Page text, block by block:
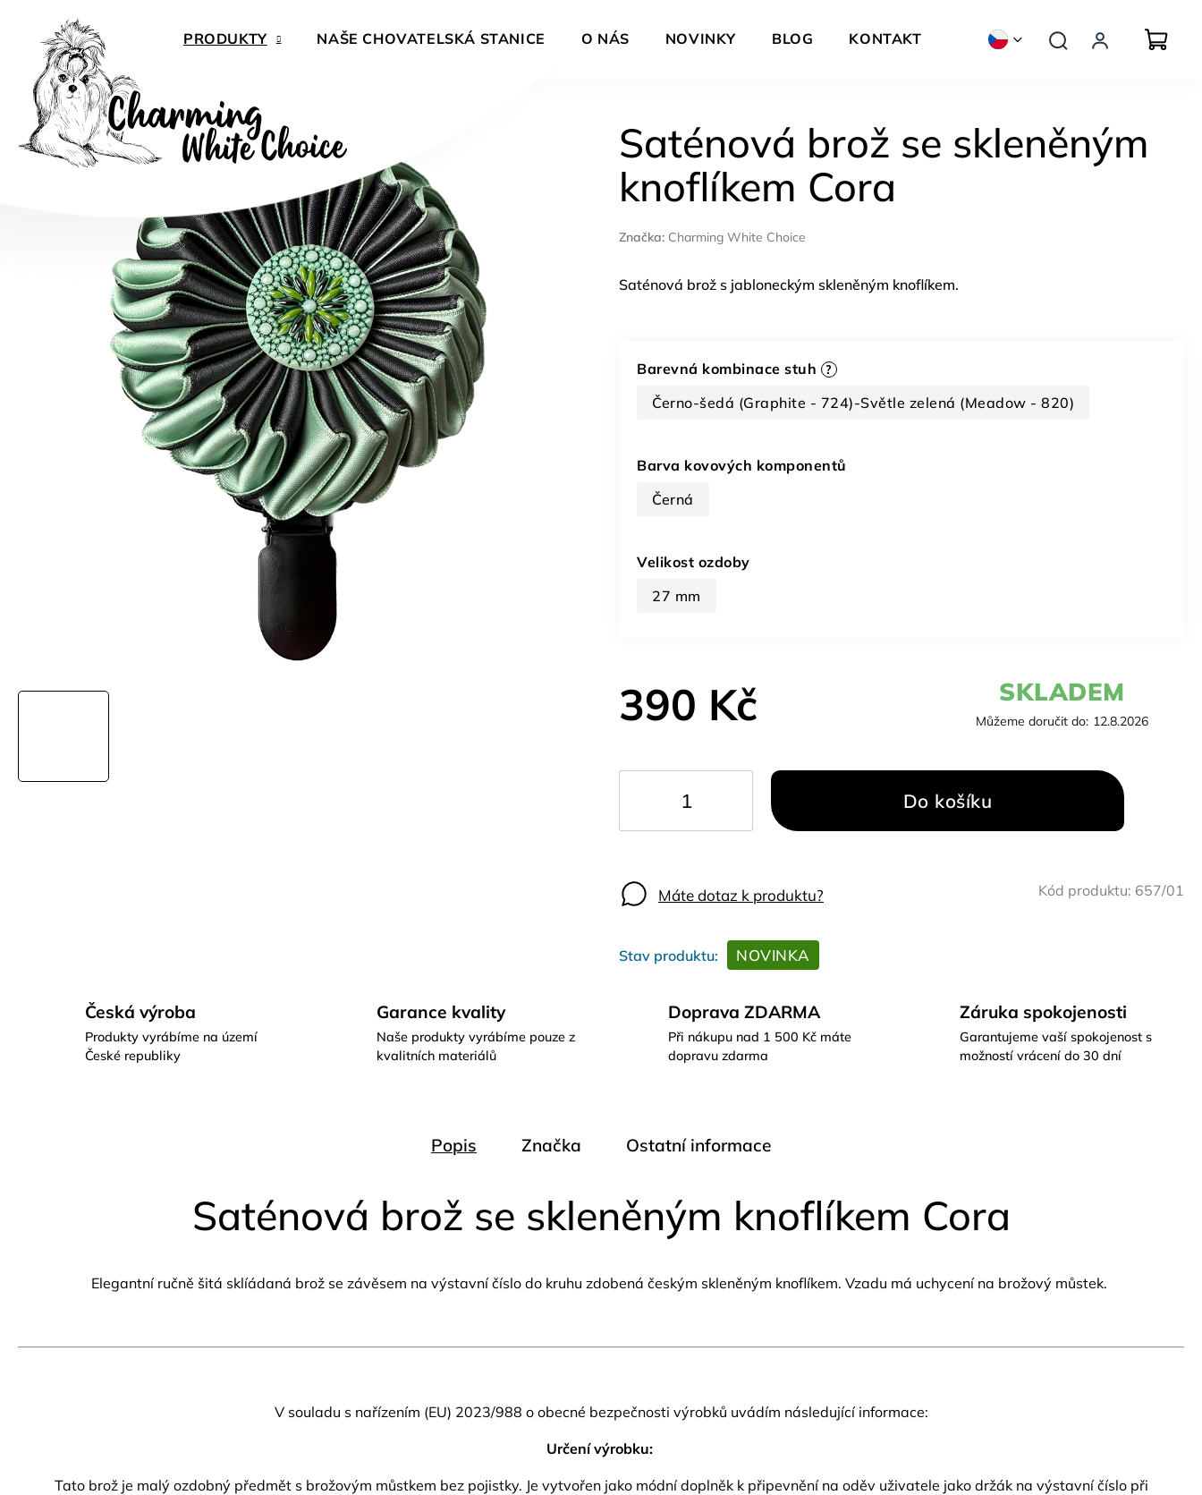
obsah
PRODUKTY NAŠE CHOVATELSKÁ STANICE O NÁS NOVINKY BLOG KONTAKT ZNAČKY
Saténová brož se skleněným
knoflíkem Cora
Značka: Charming White Choice
390 Kč SKLADEM
Můžeme doručit do: 12.8.2026
Barevná kombinace stuh ?
Černo-šedá (Graphite - 724)-Světle zelená (Meadow - 820)
Barva kovových komponentů
Černá
Velikost ozdoby
27 mm
Do košíku
Saténová brož s jabloneckým skleněným knoflíkem.
Máte dotaz k produktu? Kód produktu: 657/01
NOVINKA
Česká výroba
Produkty vyrábíme na území
České republiky
Garance kvality
Naše produkty vyrábíme pouze z
kvalitních materiálů
Doprava ZDARMA
Při nákupu nad 1 500 Kč máte
dopravu zdarma
Záruka spokojenosti
Garantujeme vaší spokojenost s
možností vrácení do 30 dní
Popis Značka Ostatní informace
Saténová brož se skleněným knoflíkem Cora
Elegantní ručně šitá sklíádaná brož se závěsem na výstavní číslo do kruhu zdobená českým skleněným knoflíkem. Vzadu má uchycení na brožový můstek.
V souladu s nařízením (EU) 2023/988 o obecné bezpečnosti výrobků uvádím následující informace:
Určení výrobku:
Tato brož je malý ozdobný předmět s brožovým můstkem bez pojistky. Je vytvořen jako módní doplněk k připevnění na oděv uživatele jako držák na výstavní číslo při